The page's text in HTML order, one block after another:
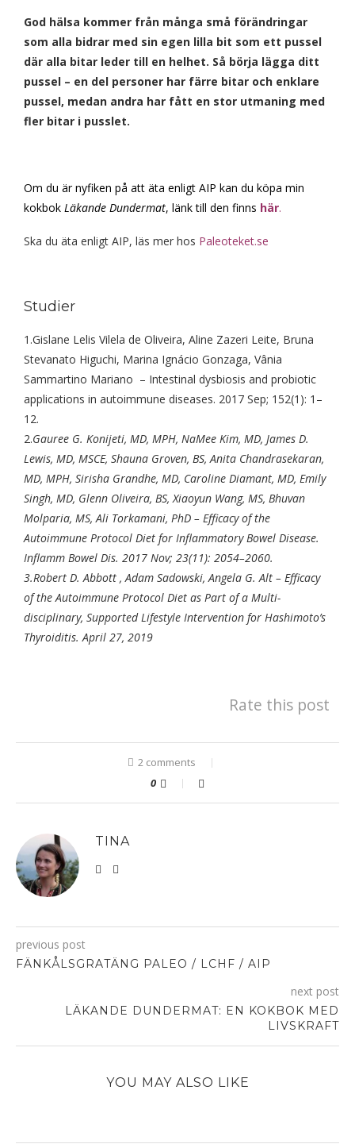
God hälsa kommer från många små förändringar
som alla bidrar med sin egen lilla bit som ett pussel
där alla bitar leder till en helhet. Så börja lägga ditt
pussel – en del personer har färre bitar och enklare
pussel, medan andra har fått en stor utmaning med
fler bitar i pusslet.
Om du är nyfiken på att äta enligt AIP kan du köpa min
kokbok Läkande Dundermat, länktill den finns här.
Ska du äta enligt AIP, läs mer hos Paleoteket.se
Studier
1.Gislane Lelis Vilela de Oliveira, Aline Zazeri Leite, Bruna
Stevanato Higuchi, Marina Ignácio Gonzaga, Vânia
Sammartino Mariano – Intestinal dysbiosis and probiotic
applications in autoimmune diseases. 2017 Sep; 152(1): 1–
12.
2.Gauree G. Konijeti, MD, MPH, NaMee Kim, MD, James D.
Lewis, MD, MSCE, Shauna Groven, BS, Anita Chandrasekaran,
MD, MPH, Sirisha Grandhe, MD, Caroline Diamant, MD, Emily
Singh, MD, Glenn Oliveira, BS, Xiaoyun Wang, MS, Bhuvan
Molparia, MS, Ali Torkamani, PhD – Efficacy of the
Autoimmune Protocol Diet for Inflammatory Bowel Disease.
Inflamm Bowel Dis. 2017 Nov; 23(11): 2054–2060.
3.Robert D. Abbott , Adam Sadowski, Angela G. Alt – Efficacy
of the Autoimmune Protocol Diet as Part of a Multi-
disciplinary, Supported Lifestyle Intervention for Hashimoto’s
Thyroiditis. April 27, 2019
Rate this post
2 comments
0
TINA
previous post
FÄNKÅLSGRATÄNG PALEO / LCHF / AIP
next post
LÄKANDE DUNDERMAT: EN KOKBOK MED
LIVSKRAFT
YOU MAY ALSO LIKE